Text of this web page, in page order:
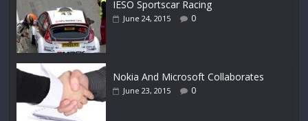
IESO Sportscar Racing
June 24, 2015 0
Nokia And Microsoft Collaborates
June 23, 2015 0